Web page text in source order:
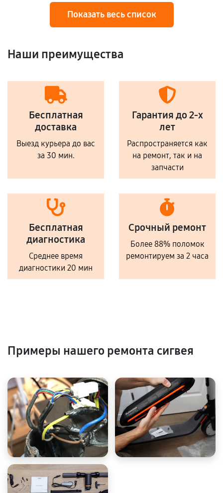
Показать весь список
Наши преимущества
Бесплатная
доставка
Выезд курьера до вас
за 30 мин.
Гарантия до 2-х
лет
Распространяется как
на ремонт, так и на
запчасти
Бесплатная
диагностика
Среднее время
диагностики 20 мин
Срочный ремонт
Более 88% поломок
ремонтируем за 2 часа
Примеры нашего ремонта сигвея